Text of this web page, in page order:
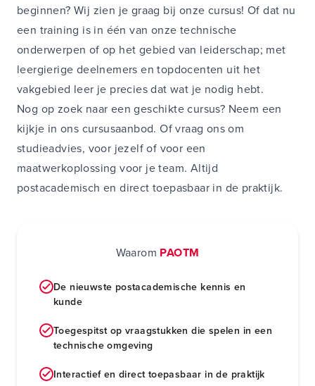
beginnen? Wij zien je graag bij onze cursus! Of dat nu
een training is in één van onze technische
onderwerpen of op het gebied van leiderschap; met
leergierige deelnemers en topdocenten uit het
vakgebied leer je precies dat wat je nodig hebt.
Nog op zoek naar een geschikte cursus? Neem een
kijkje in ons cursusaanbod. Of vraag ons om
studieadvies, voor jezelf of voor een
maatwerkoplossing voor je team. Altijd
postacademisch en direct toepasbaar in de praktijk.
Waarom PAOTM
De nieuwste postacademische kennis en
kunde
Toegespitst op vraagstukken die spelen in een
technische omgeving
Interactief en direct toepasbaar in de praktijk